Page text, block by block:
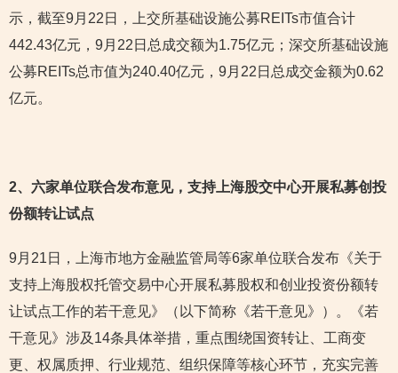
示，截至9月22日，上交所基础设施公募REITs市值合计
442.43亿元，9月22日总成交额为1.75亿元；深交所基础设施
公募REITs总市值为240.40亿元，9月22日总成交金额为0.62
亿元。
2、六家单位联合发布意见，支持上海股交中心开展私募创投
份额转让试点
9月21日，上海市地方金融监管局等6家单位联合发布《关于
支持上海股权托管交易中心开展私募股权和创业投资份额转
让试点工作的若干意见》（以下简称《若干意见》）。《若
干意见》涉及14条具体举措，重点围绕国资转让、工商变
更、权属质押、行业规范、组织保障等核心环节，充实完善